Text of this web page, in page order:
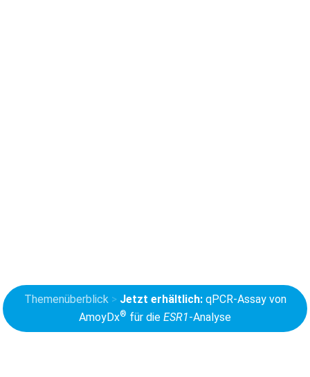
Themenüberblick > Jetzt erhältlich: qPCR-Assay von
AmoyDx® für die ESR1-Analyse